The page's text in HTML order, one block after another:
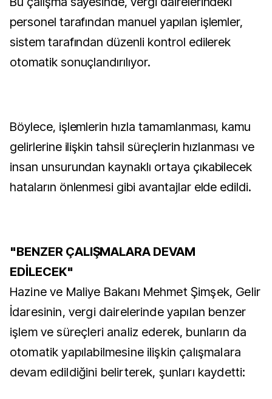
personel tarafından manuel yapılan işlemler,
sistem tarafından düzenli kontrol edilerek
otomatik sonuçlandırılıyor.
Böylece, işlemlerin hızla tamamlanması, kamu
gelirlerine ilişkin tahsil süreçlerin hızlanması ve
insan unsurundan kaynaklı ortaya çıkabilecek
hataların önlenmesi gibi avantajlar elde edildi.
"BENZER ÇALIŞMALARA DEVAM
EDİLECEK"
Hazine ve Maliye Bakanı Mehmet Şimşek, Gelir
İdaresinin, vergi dairelerinde yapılan benzer
işlem ve süreçleri analiz ederek, bunların da
otomatik yapılabilmesine ilişkin çalışmalara
devam edildiğini belirterek, şunları kaydetti: